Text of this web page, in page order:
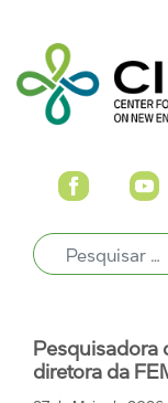
Pesquisadora
diretora da